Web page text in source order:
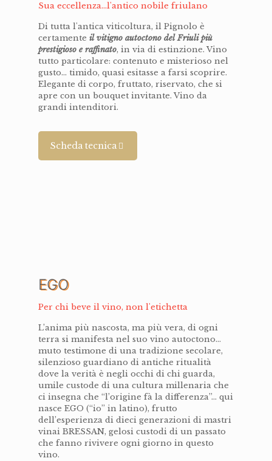
Sua eccellenza...l'antico nobile friulano
Di tutta l'antica viticoltura, il Pignolo è
certamente il vitigno autoctono del Friuli più
prestigioso e raffinato, in via di estinzione. Vino
tutto particolare: contenuto e misterioso nel
gusto... timido, quasi esitasse a farsi scoprire.
Elegante di corpo, fruttato, riservato, che si
apre con un bouquet invitante. Vino da
grandi intenditori.
Scheda tecnica
EGO
Per chi beve il vino, non l'etichetta
L’anima più nascosta, ma più vera, di ogni
terra si manifesta nel suo vino autoctono…
muto testimone di una tradizione secolare,
silenzioso guardiano di antiche ritualità
dove la verità è negli occhi di chi guarda,
umile custode di una cultura millenaria che
ci insegna che “l’origine fà la differenza”… qui
nasce EGO (“io” in latino), frutto
dell’esperienza di dieci generazioni di mastri
vinai BRESSAN, gelosi custodi di un passato
che fanno rivivere ogni giorno in questo
vino.